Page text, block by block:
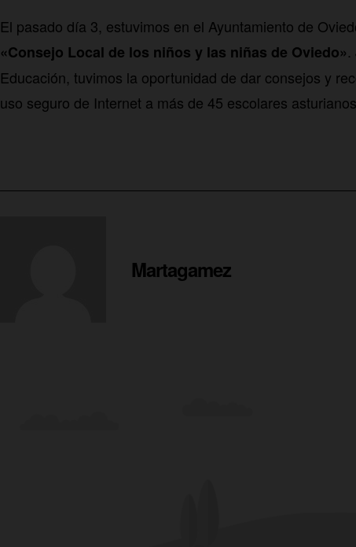
El pasado día 3, estuvimos en el Ayuntamiento de
«Consejo Local de los niños y las niñas de Oviedo»
Educación, tuvimos la oportunidad de dar consejos y
uso seguro de Internet a más de 45 escolares
Martagamez